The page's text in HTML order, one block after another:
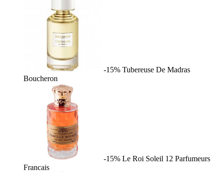
-15% Tubereuse De Madras
Boucheron
-15% Le Roi Soleil 12 Parfumeurs
Francais